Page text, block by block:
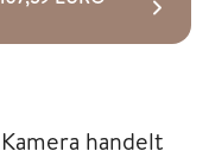
handelt